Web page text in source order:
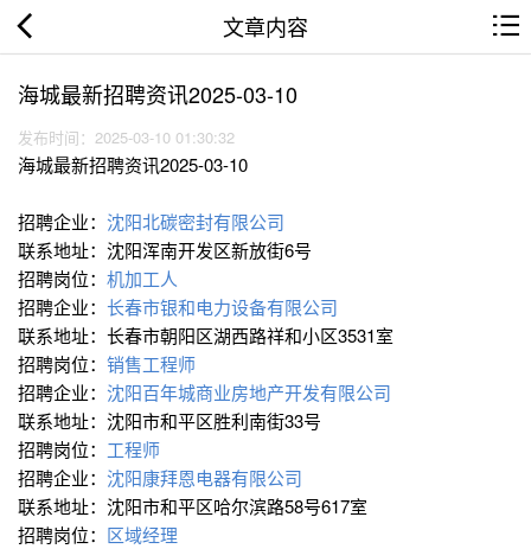
文章内容
海城最新招聘资讯2025-03-10
发布时间：2025-03-10 01:30:32
海城最新招聘资讯2025-03-10
招聘企业： 沈阳北碳密封有限公司
联系地址：沈阳浑南开发区新放街6号
招聘岗位： 机加工人
招聘企业： 长春市银和电力设备有限公司
联系地址：长春市朝阳区湖西路祥和小区3531室
招聘岗位： 销售工程师
招聘企业： 沈阳百年城商业房地产开发有限公司
联系地址：沈阳市和平区胜利南街33号
招聘岗位： 工程师
招聘企业： 沈阳康拜恩电器有限公司
联系地址：沈阳市和平区哈尔滨路58号617室
招聘岗位： 区域经理